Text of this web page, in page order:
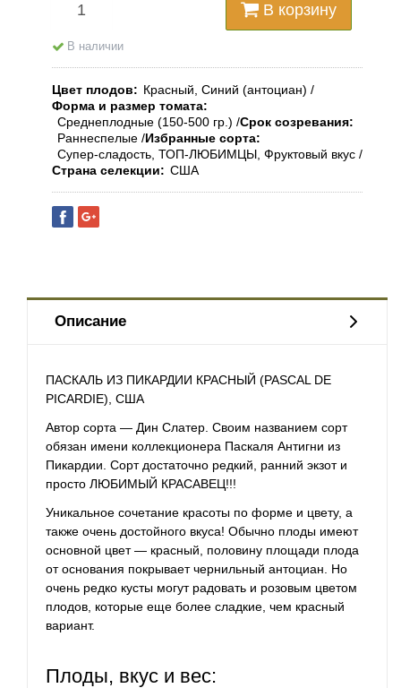
В корзину
В наличии
Цвет плодов
Красный, Синий (антоциан)
Форма и размер томата
Среднеплодные (150-500 гр.) Срок созревания
Раннеспелые Избранные сорта
Супер-сладость, ТОП-ЛЮБИМЦЫ, Фруктовый вкус
Страна селекции
США
Описание
ПАСКАЛЬ ИЗ ПИКАРДИИ КРАСНЫЙ (PASCAL DE
PICARDIE), США
Автор сорта — Дин Слатер. Своим названием сорт
обязан имени коллекционера Паскаля Антигни из
Пикардии. Сорт достаточно редкий, ранний экзот и
просто ЛЮБИМЫЙ КРАСАВЕЦ!!!
Уникальное сочетание красоты по форме и цвету, а
также очень достойного вкуса! Обычно плоды имеют
основной цвет — красный, половину площади плода
от основания покрывает чернильный антоциан. Но
очень редко кусты могут радовать и розовым цветом
плодов, которые еще более сладкие, чем красный
вариант.
Плоды, вкус и вес: